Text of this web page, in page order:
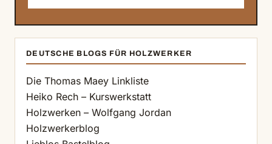
DEUTSCHE BLOGS FÜR HOLZWERKER
Die Thomas Maey Linkliste
Heiko Rech – Kurswerkstatt
Holzwerken – Wolfgang Jordan
Holzwerkerblog